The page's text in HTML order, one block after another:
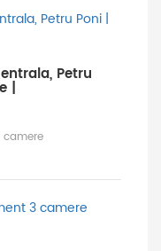
Petru
|
camere